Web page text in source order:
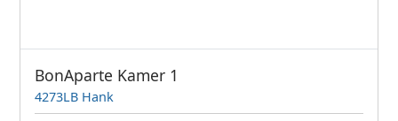
BonAparte Kamer 1
4273LB Hank